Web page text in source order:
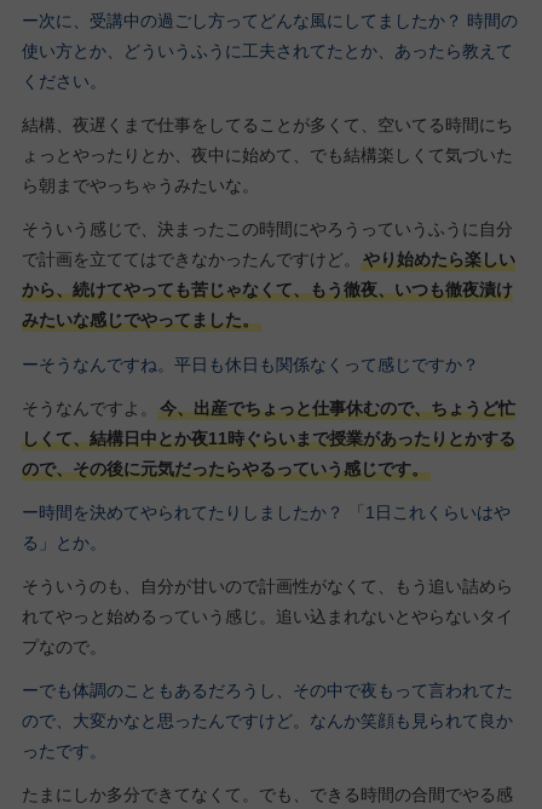
ー次に、受講中の過ごし方ってどんな風にしてましたか？ 時間の
使い方とか、どういうふうに工夫されてたとか、あったら教えて
ください。
結構、夜遅くまで仕事をしてることが多くて、空いてる時間にち
ょっとやったりとか、夜中に始めて、でも結構楽しくて気づいた
ら朝までやっちゃうみたいな。
そういう感じで、決まったこの時間にやろうっていうふうに自分
で計画を立ててはできなかったんですけど。
やり始めたら楽しい
から、続けてやっても苦じゃなくて、もう徹夜、いつも徹夜漬け
みたいな感じでやってました。
ーそうなんですね。平日も休日も関係なくって感じですか？
そうなんですよ。
今、出産でちょっと仕事休むので、ちょうど忙
しくて、結構日中とか夜11時ぐらいまで授業があったりとかする
ので、その後に元気だったらやるっていう感じです。
ー時間を決めてやられてたりしましたか？ 「1日これくらいはや
る」とか。
そういうのも、自分が甘いので計画性がなくて、もう追い詰めら
れてやっと始めるっていう感じ。追い込まれないとやらないタイ
プなので。
ーでも体調のこともあるだろうし、その中で夜もって言われてた
ので、大変かなと思ったんですけど。なんか笑顔も見られて良か
ったです。
たまにしか多分できてなくて。でも、できる時間の合間でやる感